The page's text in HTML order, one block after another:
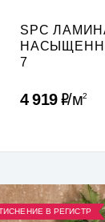
SPC
7
4 919Р м2
В РЕГИСТР